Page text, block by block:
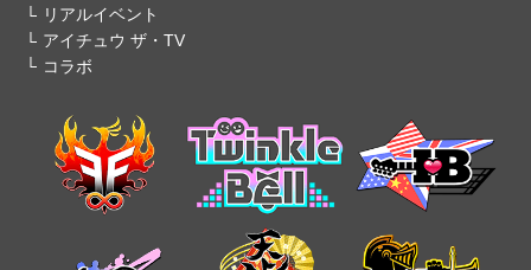
リアルイベント
アイチュウ ザ・TV
コラボ